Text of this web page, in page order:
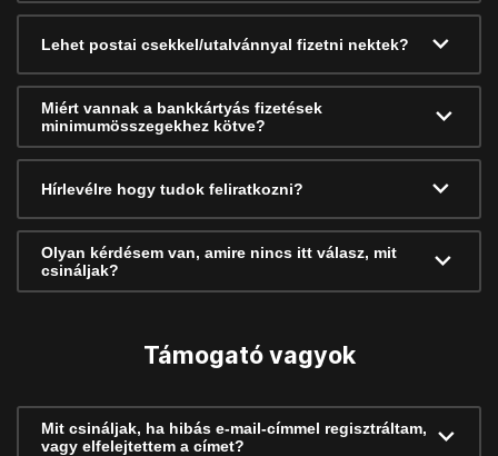
Lehet postai csekkel/utalvánnyal fizetni nektek?
Miért vannak a bankkártyás fizetések
minimumösszegekhez kötve?
Hírlevélre hogy tudok feliratkozni?
Olyan kérdésem van, amire nincs itt válasz, mit
csináljak?
Támogató vagyok
Mit csináljak, ha hibás e-mail-címmel regisztráltam,
vagy elfelejtettem a címet?